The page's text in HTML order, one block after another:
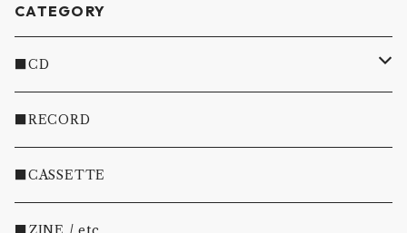
CATEGORY
■CD
・INDIE
・EMO/PUNK/POST HC
・SHOEGAZE/DREAMPOP/POST ROCK
■RECORD
■CASSETTE